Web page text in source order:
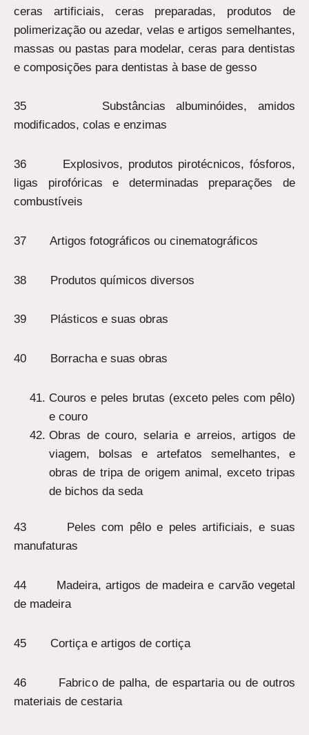
ceras artificiais, ceras preparadas, produtos de
polimerização ou azedar, velas e artigos semelhantes,
massas ou pastas para modelar, ceras para dentistas
e composições para dentistas à base de gesso
35 Substâncias albuminóides, amidos
modificados, colas e enzimas
36 Explosivos, produtos pirotécnicos, fósforos,
ligas pirofóricas e determinadas preparações de
combustíveis
37 Artigos fotográficos ou cinematográficos
38 Produtos químicos diversos
39 Plásticos e suas obras
40 Borracha e suas obras
Couros e peles brutas (exceto peles com pêlo)
e couro
Obras de couro, selaria e arreios, artigos de
viagem, bolsas e artefatos semelhantes, e
obras de tripa de origem animal, exceto tripas
de bichos da seda
43 Peles com pêlo e peles artificiais, e suas
manufaturas
44 Madeira, artigos de madeira e carvão vegetal
de madeira
45 Cortiça e artigos de cortiça
46 Fabrico de palha, de espartaria ou de outros
materiais de cestaria